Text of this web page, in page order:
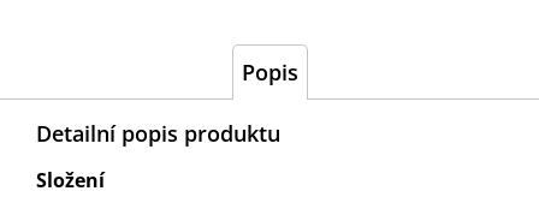
Popis
Detailní popis produktu
Složení